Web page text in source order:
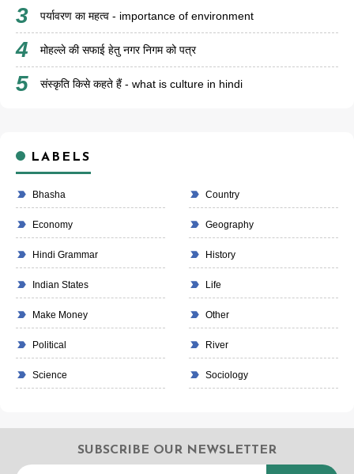
पर्यावरण का महत्व - importance of environment
मोहल्ले की सफाई हेतु नगर निगम को पत्र
संस्कृति किसे कहते हैं - what is culture in hindi
LABELS
Bhasha Country
Economy Geography
Hindi Grammar History
Indian States Life
Make Money Other
Political River
Science Sociology
SUBSCRIBE OUR NEWSLETTER